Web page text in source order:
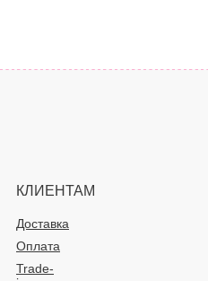
КЛИЕНТАМ
Доставка
Оплата
Trade-